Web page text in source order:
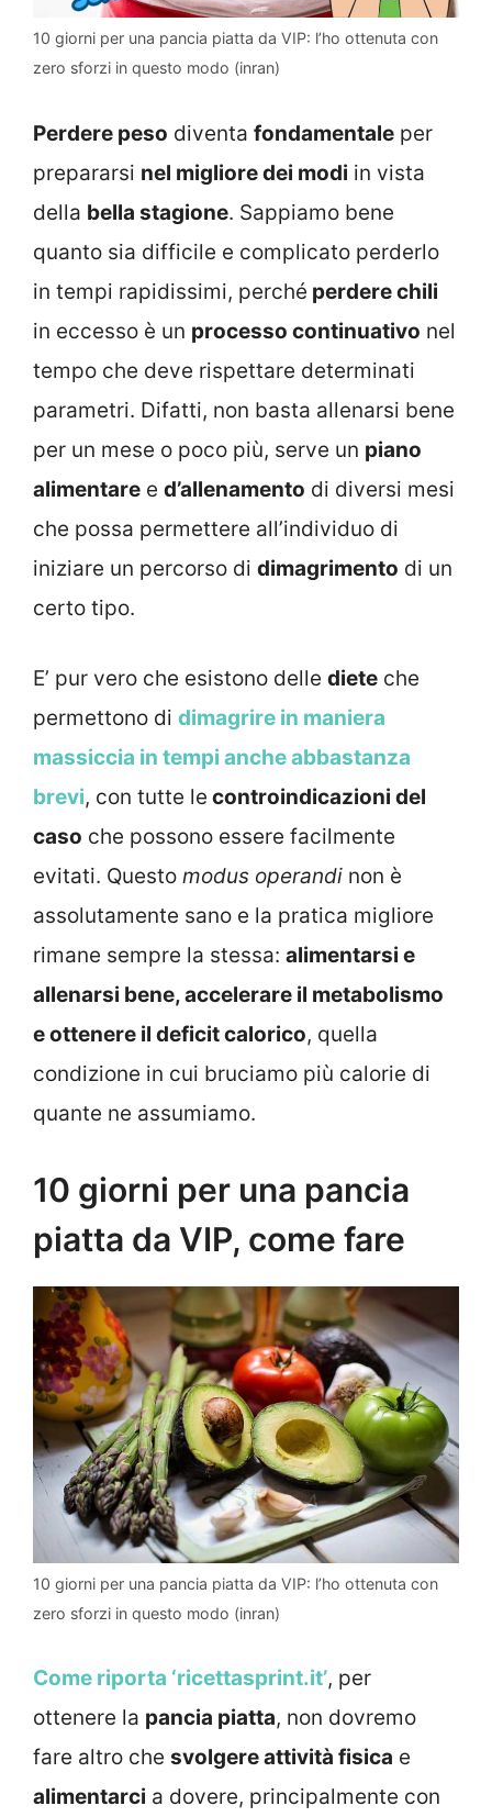
10 giorni per una pancia piatta da VIP: l’ho ottenuta con
zero sforzi in questo modo (inran)
Perdere peso diventa fondamentale per
prepararsi nel migliore dei modi in vista
della bella stagione. Sappiamo bene
quanto sia difficile e complicato perderlo
in tempi rapidissimi, perché perdere chili
in eccesso è un processo continuativo nel
tempo che deve rispettare determinati
parametri. Difatti, non basta allenarsi bene
per un mese o poco più, serve un piano
alimentare e d’allenamento di diversi mesi
che possa permettere all’individuo di
iniziare un percorso di dimagrimento di un
certo tipo.
E’ pur vero che esistono delle diete che
permettono di dimagrire in maniera
massiccia in tempi anche abbastanza
brevi, con tutte le controindicazioni del
caso che possono essere facilmente
evitati. Questo modus operandi non è
assolutamente sano e la pratica migliore
rimane sempre la stessa: alimentarsi e
allenarsi bene, accelerare il metabolismo
e ottenere il deficit calorico, quella
condizione in cui bruciamo più calorie di
quante ne assumiamo.
10 giorni per una pancia
piatta da VIP, come fare
10 giorni per una pancia piatta da VIP: l’ho ottenuta con
zero sforzi in questo modo (inran)
Come riporta ‘ricettasprint.it’, per
ottenere la pancia piatta, non dovremo
fare altro che svolgere attività fisica e
alimentarci a dovere, principalmente con